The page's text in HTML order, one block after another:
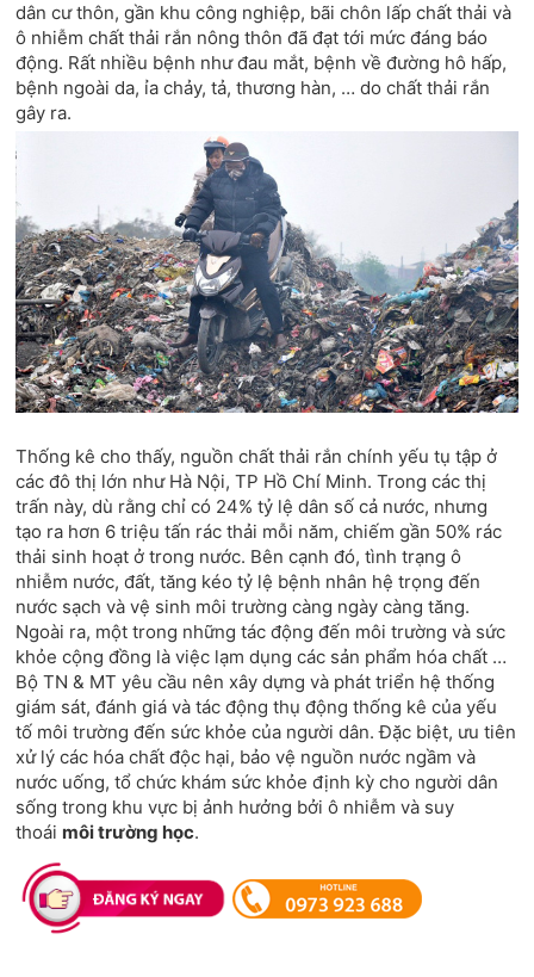
dân cư thôn, gần khu công nghiệp, bãi chôn lấp chất thải và
ô nhiễm chất thải rắn nông thôn đã đạt tới mức đáng báo
động. Rất nhiều bệnh như đau mắt, bệnh về đường hô hấp,
bệnh ngoài da, ỉa chảy, tả, thương hàn, … do chất thải rắn
gây ra.
Thống kê cho thấy, nguồn chất thải rắn chính yếu tụ tập ở
các đô thị lớn như Hà Nội, TP Hồ Chí Minh. Trong các thị
trấn này, dù rằng chỉ có 24% tỷ lệ dân số cả nước, nhưng
tạo ra hơn 6 triệu tấn rác thải mỗi năm, chiếm gần 50% rác
thải sinh hoạt ở trong nước. Bên cạnh đó, tình trạng ô
nhiễm nước, đất, tăng kéo tỷ lệ bệnh nhân hệ trọng đến
nước sạch và vệ sinh môi trường càng ngày càng tăng.
Ngoài ra, một trong những tác động đến môi trường và sức
khỏe cộng đồng là việc lạm dụng các sản phẩm hóa chất …
Bộ TN & MT yêu cầu nên xây dựng và phát triển hệ thống
giám sát, đánh giá và tác động thụ động thống kê của yếu
tố môi trường đến sức khỏe của người dân. Đặc biệt, ưu tiên
xử lý các hóa chất độc hại, bảo vệ nguồn nước ngầm và
nước uống, tổ chức khám sức khỏe định kỳ cho người dân
sống trong khu vực bị ảnh hưởng bởi ô nhiễm và suy
thoái môi trường học.